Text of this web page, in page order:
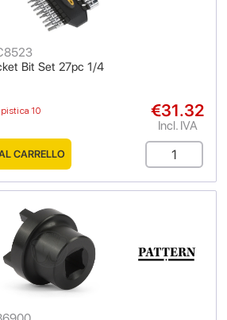
Bit Set 27pc 1/4
10
€31.32
Incl. IVA
CARRELLO